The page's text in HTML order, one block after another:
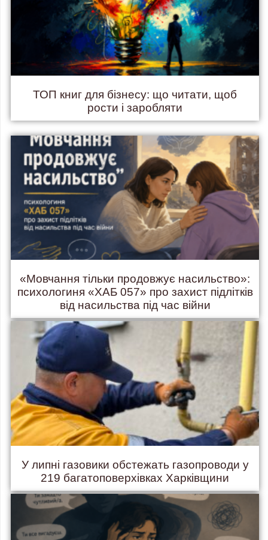
ТОП книг для бізнесу: що читати, щоб
рости і заробляти
«Мовчання тільки продовжує насильство»:
психологиня «ХАБ 057» про захист підлітків
від насильства під час війни
У липні газовики обстежать газопроводи у
219 багатоповерхівках Харківщини